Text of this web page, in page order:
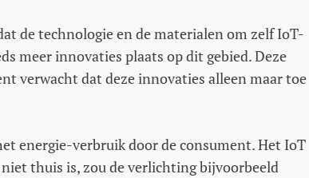
de technologie en de materialen om zelf IoT-
meer innovaties plaats op dit gebied. Deze
verwacht dat deze innovaties alleen maar toe
energie-verbruik door de consument. Het IoT
thuis is, zou de verlichting bijvoorbeeld